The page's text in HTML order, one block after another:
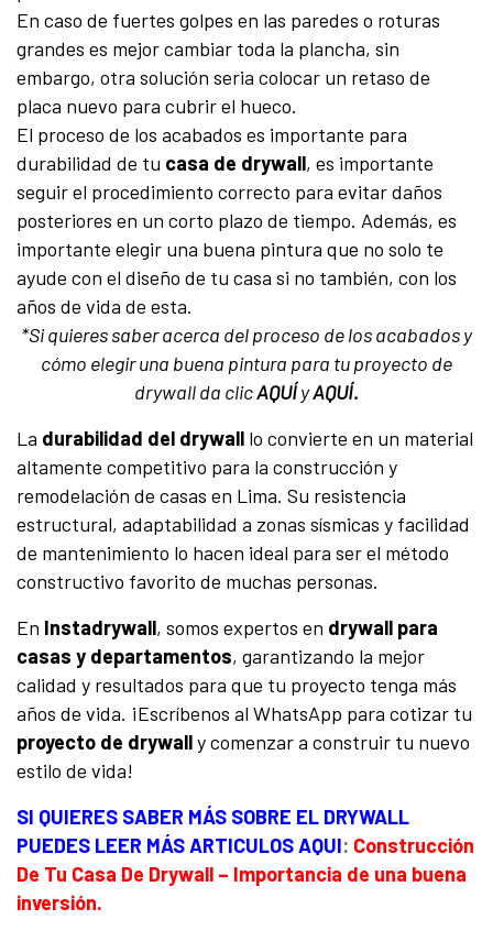
En caso de fuertes golpes en las paredes o roturas
grandes es mejor cambiar toda la plancha, sin
embargo, otra solución seria colocar un retaso de
placa nuevo para cubrir el hueco.
El proceso de los acabados es importante para
durabilidad de tu casa de drywall, es importante
seguir el procedimiento correcto para evitar daños
posteriores en un corto plazo de tiempo. Además, es
importante elegir una buena pintura que no solo te
ayude con el diseño de tu casa si no también, con los
años de vida de esta.
*Si quieres saber acerca del proceso de los acabados y
cómo elegir una buena pintura para tu proyecto de
drywall da clicAQUÍyAQUÍ.
La durabilidad del drywall lo convierte en un material
altamente competitivo para la construcción y
remodelación de casas en Lima. Su resistencia
estructural, adaptabilidad a zonas sísmicas y facilidad
de mantenimiento lo hacen ideal para ser el método
constructivo favorito de muchas personas.
En Instadrywall, somos expertos en drywall para
casas y departamentos, garantizando la mejor
calidad y resultados para que tu proyecto tenga más
años de vida. ¡Escríbenos al WhatsApp para cotizar tu
proyecto de drywally comenzar a construir tu nuevo
estilo de vida!
SI QUIERES SABER MÁS SOBRE EL DRYWALL
PUEDES LEER MÁS ARTICULOS AQUI: Construcción
De Tu Casa De Drywall – Importancia de una buena
inversión.